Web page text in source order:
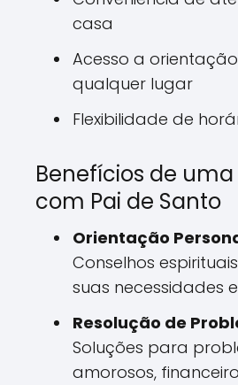
casa
Acesso a
qualquer lugar
Flexibilidade de
Benefícios de
com Pai de Santo
Orientação
Conselhos
suas necessidades
Resolução de
Soluções para
amorosos,